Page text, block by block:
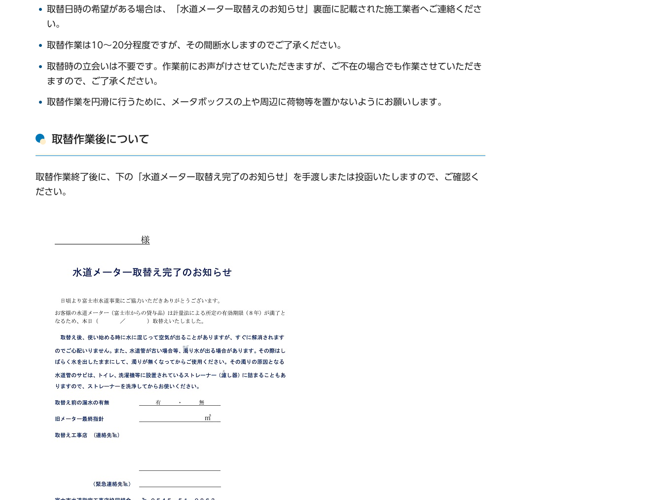
取替日時の希望がある場合は、「水道メーター取替えのお知らせ」裏面に記載された施工業者へご連絡くださ
い。
取替作業は10～20分程度ですが、その間断水しますのでご了承ください。
取替時の立会いは不要です。作業前にお声がけさせていただきますが、ご不在の場合でも作業させていただき
ますので、ご了承ください。
取替作業を円滑に行うために、メータボックスの上や周辺に荷物等を置かないようにお願いします。
取替作業後について
取替作業終了後に、下の「水道メーター取替え完了のお知らせ」を手渡しまたは投函いたしますので、ご確認く
ださい。